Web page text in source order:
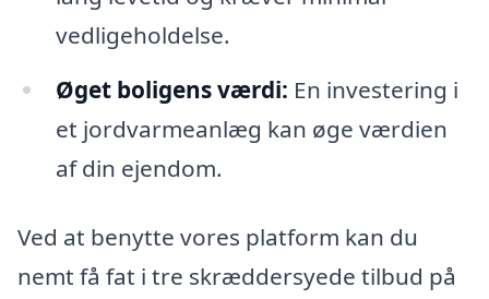
vedligeholdelse.
Øget boligens værdi: En investering i
et jordvarmeanlæg kan øge værdien
af din ejendom.
Ved at benytte vores platform kan du
nemt få fat i tre skræddersyede tilbud på